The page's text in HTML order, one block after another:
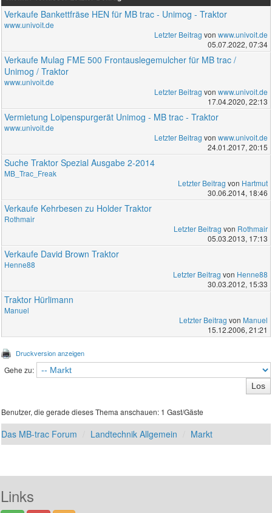
Verkaufe Bankettfräse HEN für MB trac - Unimog - Traktor
www.univoit.de
Letzter Beitrag von www.univoit.de
05.07.2022, 07:34
Verkaufe Mulag FME 500 Frontauslegemulcher für MB trac /
Unimog / Traktor
www.univoit.de
Letzter Beitrag von www.univoit.de
17.04.2020, 22:13
Vermietung Loipenspurgerät Unimog - MB trac - Traktor
www.univoit.de
Letzter Beitrag von www.univoit.de
24.01.2017, 20:15
Suche Traktor Spezial Ausgabe 2-2014
MB_Trac_Freak
Letzter Beitrag von Hartmut
30.06.2014, 18:46
Verkaufe Kehrbesen zu Holder Traktor
Rothmair
Letzter Beitrag von Rothmair
05.03.2013, 17:13
Verkaufe David Brown Traktor
Henne88
Letzter Beitrag von Henne88
30.03.2012, 15:33
Traktor Hürlimann
Manuel
Letzter Beitrag von Manuel
15.12.2006, 21:21
Druckversion anzeigen
Gehe zu:
Benutzer, die gerade dieses Thema anschauen: 1 Gast/Gäste
Das MB-trac Forum Landtechnik Allgemein Markt
Links